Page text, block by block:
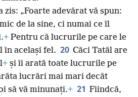
zis: „Foarte adevărat vă spun:
de la sine, ci numai ce îl
+ Pentru că lucrurile pe care le
în același fel. 20 Căci Tatăl are
+ și îi arată toate lucrurile pe
lucrări mai mari decât
să vă minunați.+ 21 Fiindcă,